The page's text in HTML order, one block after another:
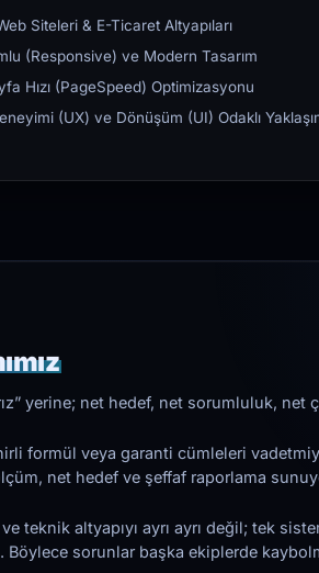
Siteleri & E-Ticaret Altyapıları
(Responsive) ve Modern Tasarım
Hızı (PageSpeed) Optimizasyonu
(UX) ve Dönüşüm (UI) Odaklı
yerine; net hedef, net sorumluluk, net
formül veya garanti cümleleri
net hedef ve şeffaf raporlama
teknik altyapıyı ayrı ayrı değil; tek
Böylece sorunlar başka ekiplerde